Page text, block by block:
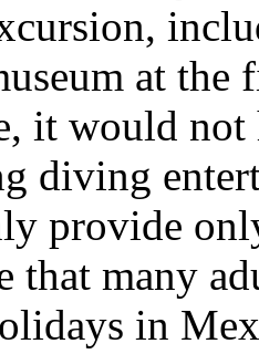
at the
it would
diving
provide
that many
in